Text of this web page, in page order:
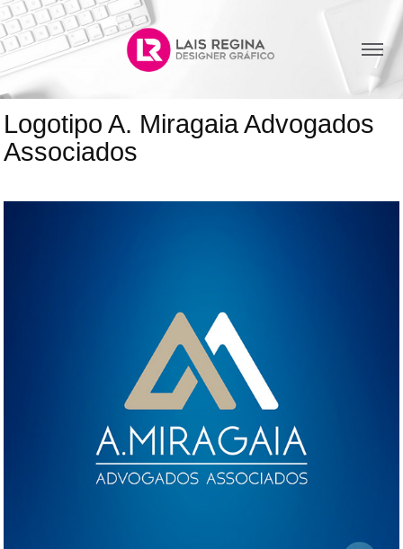
Logotipo A. Miragaia Advogados
Associados